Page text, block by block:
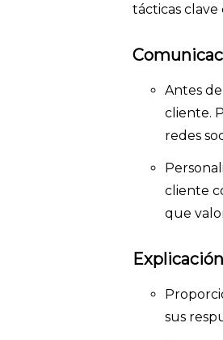
tácticas clave
Antes
cliente.
redes
cliente
que
sus